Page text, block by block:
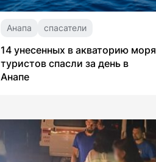
Анапа спасатели
14 унесенных в акваторию моря
туристов спасли за день в
Анапе